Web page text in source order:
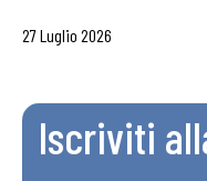
27 Luglio 2026
Iscriviti